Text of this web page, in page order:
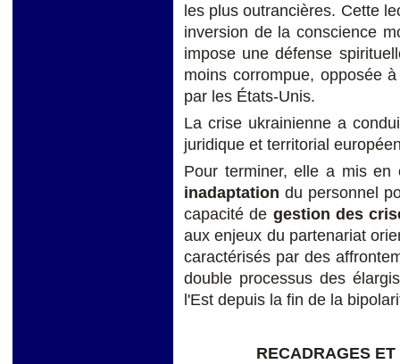
les plus outrancières. Cette
inversion de la conscience
impose une défense
moins corrompue, opposée
par les États-Unis.
La crise ukrainienne a
juridique et territorial
Pour terminer, elle a mis
inadaptation du personnel
capacité de gestion des
aux enjeux du partenariat
caractérisés par des
double processus des
l'Est depuis la fin de la
RECADRAGES